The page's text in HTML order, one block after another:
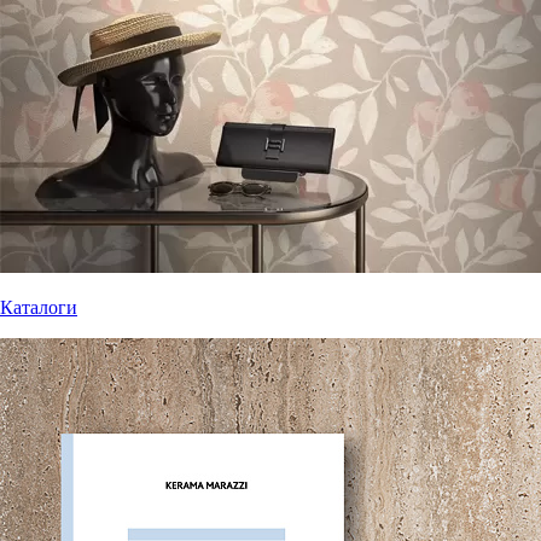
Каталоги